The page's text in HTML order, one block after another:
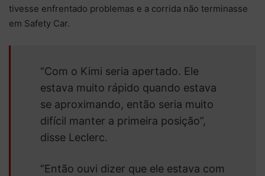
tivesse enfrentado problemas e a corrida não terminasse
em Safety Car.
“Com o Kimi seria apertado. Ele
estava muito rápido quando estava
se aproximando, então seria muito
difícil manter a primeira posição”,
disse Leclerc.
“Então ouvi dizer que ele estava com